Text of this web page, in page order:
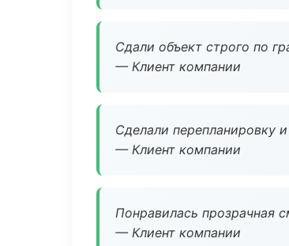
Сдали объект строго по
— Клиент компании
Сделали перепланировку
— Клиент компании
Понравилась прозрачная
— Клиент компании